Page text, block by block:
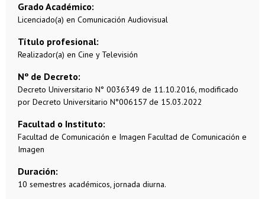
Egresadas/os
Grado Académico
Licenciado(a) en Comunicación Audiovisual
Título profesional
Realizador(a) en Cine y Televisión
Nº de Decreto
Decreto Universitario N° 0036349 de 11.10.2016, modificado
por Decreto Universitario N°006157 de 15.03.2022
Facultad o Instituto
Facultad de Comunicación e Imagen Facultad de Comunicación e
Imagen
Duración
10 semestres académicos, jornada diurna.